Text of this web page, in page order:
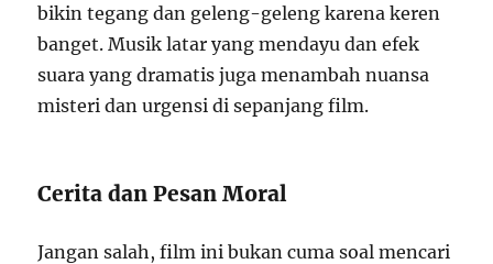
bikin tegang dan geleng-geleng karena keren
banget. Musik latar yang mendayu dan efek
suara yang dramatis juga menambah nuansa
misteri dan urgensi di sepanjang film.
Cerita dan Pesan Moral
Jangan salah, film ini bukan cuma soal mencari